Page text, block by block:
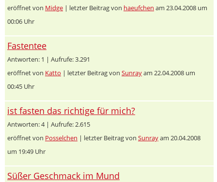
eröffnet von Midge | letzter Beitrag von haeufchen am 23.04.2008 um
00:06 Uhr
Fastentee
Antworten: 1 | Aufrufe: 3.291
eröffnet von Katto | letzter Beitrag von Sunrayam 22.04.2008 um
00:45 Uhr
ist fasten das richtige für mich?
Antworten: 4 | Aufrufe: 2.615
eröffnet von Posselchen | letzter Beitrag von Sunrayam 20.04.2008
um 19:49 Uhr
Süßer Geschmack im Mund